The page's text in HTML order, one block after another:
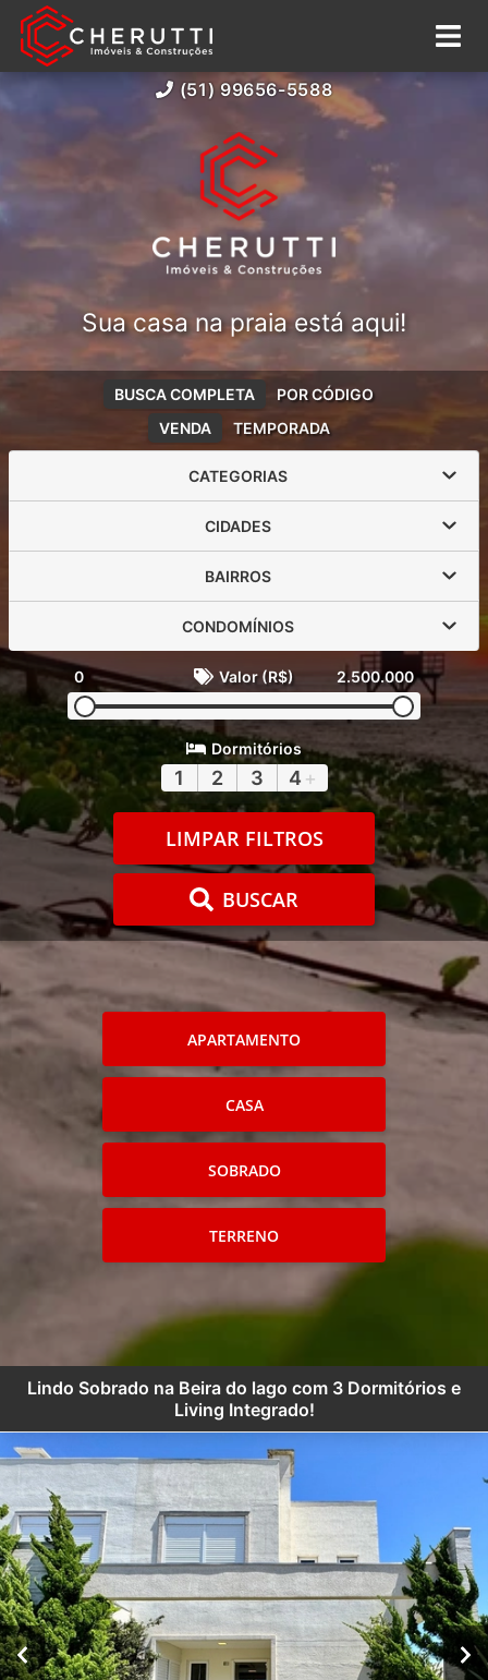
(51) 99656-5588
Sua casa na praia está aqui!
VENDA TEMPORADA
BUSCA COMPLETA POR CÓDIGO
CATEGORIAS
CIDADES
BAIRROS
CONDOMÍNIOS
0 Valor (R$) 2.500.000
Dormitórios
1 2 3 4 +
LIMPAR FILTROS
BUSCAR
APARTAMENTO
CASA
SOBRADO
TERRENO
Lindo Sobrado na Beira do lago com 3 Dormitórios e
Living Integrado!